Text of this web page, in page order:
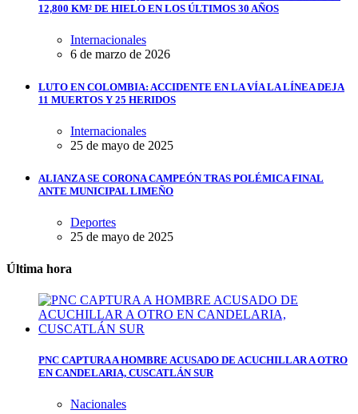
12,800 KM² DE HIELO EN LOS ÚLTIMOS 30 AÑOS
Internacionales
6 de marzo de 2026
LUTO EN COLOMBIA: ACCIDENTE EN LA VÍA LA LÍNEA DEJA
11 MUERTOS Y 25 HERIDOS
Internacionales
25 de mayo de 2025
ALIANZA SE CORONA CAMPEÓN TRAS POLÉMICA FINAL
ANTE MUNICIPAL LIMEÑO
Deportes
25 de mayo de 2025
Última hora
PNC CAPTURA A HOMBRE ACUSADO DE ACUCHILLAR A OTRO
EN CANDELARIA, CUSCATLÁN SUR
Nacionales